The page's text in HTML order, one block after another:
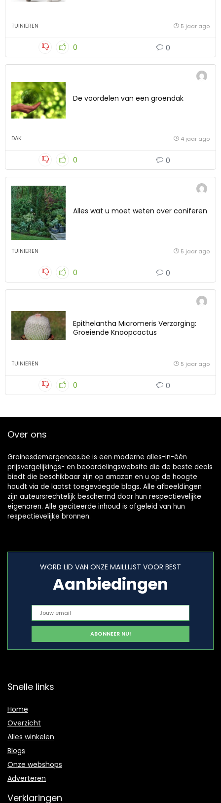
TUINIEREN 5 jaar ago
0 0
De voordelen van een groendak
DAK 4 jaar ago
0 0
Alles wat u moet weten over coniferen
TUINIEREN 5 jaar ago
0 0
Epithelantha Micromeris Verzorging:
Groeiende Knoopcactus
TUINIEREN 5 jaar ago
0 0
Over ons
Grainesdemergences.be is een moderne alles-in-één
prijsvergelijkings- en beoordelingswebsite die de beste deals
biedt die beschikbaar zijn op amazon en u op de hoogte
houdt via de laatst toegevoegde blogs. Alle afbeeldingen
zijn auteursrechtelijk beschermd door hun respectievelijke
eigenaren. Alle geciteerde inhoud is afgeleid van hun
respectievelijke bronnen.
WORD LID VAN ONZE MAILLIJST VOOR BEST
Aanbiedingen
Snelle links
Home
Overzicht
Alles winkelen
Blogs
Onze webshops
Adverteren
Verklaringen